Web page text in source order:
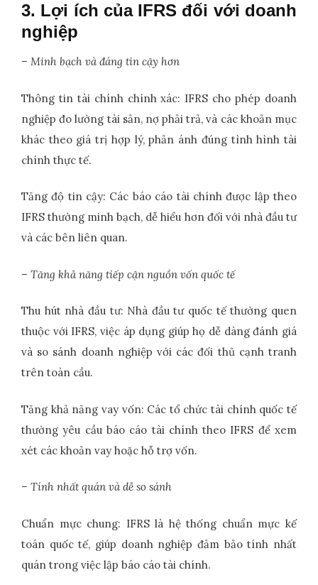
3. Lợi ích của IFRS đối với doanh
nghiệp
– Minh bạch và đáng tin cậy hơn
Thông tin tài chính chính xác: IFRS cho phép doanh
nghiệp đo lường tài sản, nợ phải trả, và các khoản mục
khác theo giá trị hợp lý, phản ánh đúng tình hình tài
chính thực tế.
Tăng độ tin cậy: Các báo cáo tài chính được lập theo
IFRS thường minh bạch, dễ hiểu hơn đối với nhà đầu tư
và các bên liên quan.
– Tăng khả năng tiếp cận nguồn vốn quốc tế
Thu hút nhà đầu tư: Nhà đầu tư quốc tế thường quen
thuộc với IFRS, việc áp dụng giúp họ dễ dàng đánh giá
và so sánh doanh nghiệp với các đối thủ cạnh tranh
trên toàn cầu.
Tăng khả năng vay vốn: Các tổ chức tài chính quốc tế
thường yêu cầu báo cáo tài chính theo IFRS để xem
xét các khoản vay hoặc hỗ trợ vốn.
– Tính nhất quán và dễ so sánh
Chuẩn mực chung: IFRS là hệ thống chuẩn mực kế
toán quốc tế, giúp doanh nghiệp đảm bảo tính nhất
quán trong việc lập báo cáo tài chính.